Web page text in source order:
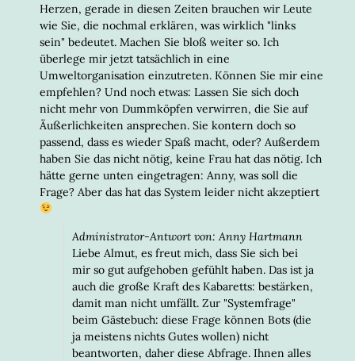
Herzen, gerade in diesen Zeiten brauchen wir Leute
wie Sie, die nochmal erklären, was wirklich "links
sein" bedeutet. Machen Sie bloß weiter so. Ich
überlege mir jetzt tatsächlich in eine
Umweltorganisation einzutreten. Können Sie mir eine
empfehlen? Und noch etwas: Lassen Sie sich doch
nicht mehr von Dummköpfen verwirren, die Sie auf
Äußerlichkeiten ansprechen. Sie kontern doch so
passend, dass es wieder Spaß macht, oder? Außerdem
haben Sie das nicht nötig, keine Frau hat das nötig. Ich
hätte gerne unten eingetragen: Anny, was soll die
Frage? Aber das hat das System leider nicht akzeptiert
Administrator-Antwort von: Anny Hartmann
Liebe Almut, es freut mich, dass Sie sich bei
mir so gut aufgehoben gefühlt haben. Das ist ja
auch die große Kraft des Kabaretts: bestärken,
damit man nicht umfällt. Zur "Systemfrage"
beim Gästebuch: diese Frage können Bots (die
ja meistens nichts Gutes wollen) nicht
beantworten, daher diese Abfrage. Ihnen alles